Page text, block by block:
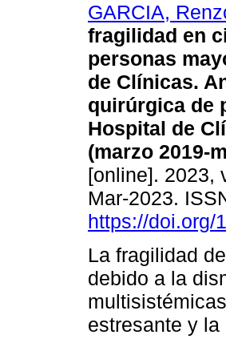
GARCIA,
fragilidad en
personas
de Clínicas.
quirúrgica de
Hospital de
(marzo 2019-
[online]. 2023,
Mar-2023.
https://doi.org/
La fragilidad
debido a la
estresante y